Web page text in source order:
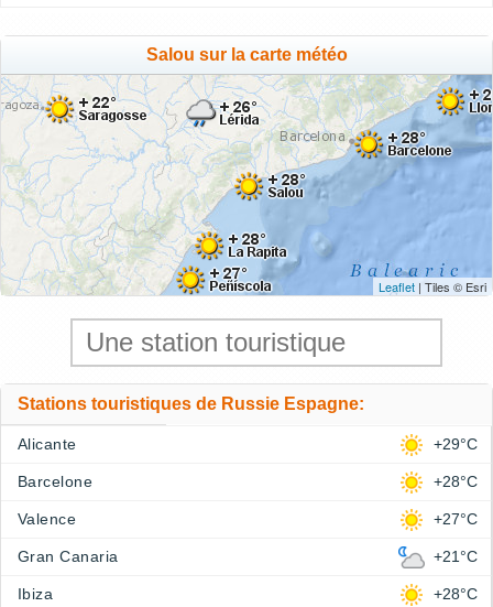
Salou sur la carte météo
Leaflet | Tiles © Esri
Stations touristiques de Russie Espagne:
Alicante +29°C
Barcelone +28°C
Valence +27°C
Gran Canaria +21°C
Ibiza +28°C